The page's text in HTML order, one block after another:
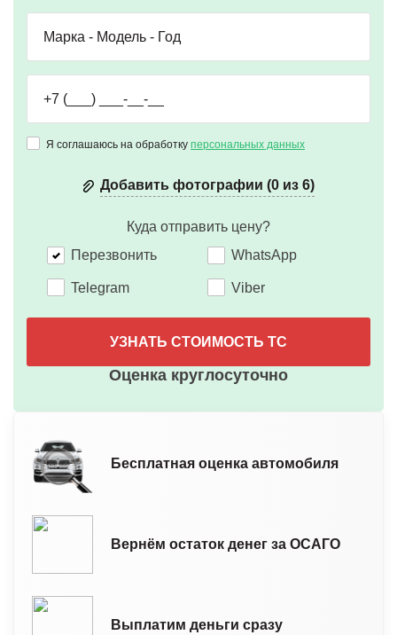
Я соглашаюсь на обработку персональных данных
Добавить фотографии (0 из 6)
Куда отправить цену?
Перезвонить
WhatsApp
Telegram Viber
УЗНАТЬ СТОИМОСТЬ ТС
Оценка круглосуточно
Бесплатная оценка автомобиля
Вернём остаток денег за ОСАГО
Выплатим деньги сразу